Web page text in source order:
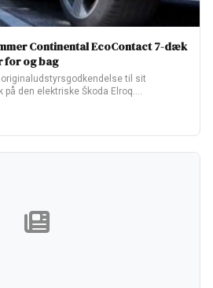
Continental EcoContact 7-dæk
for og bag
til sit
den elektriske Škoda Elroq.